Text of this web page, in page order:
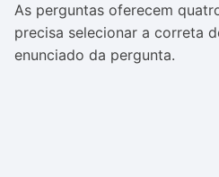
As perguntas oferecem
precisa selecionar a correta
enunciado da pergunta.